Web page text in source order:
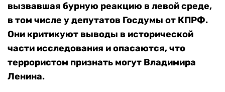
вызвавшая бурную реакцию в левой среде,
в том числе у депутатов Госдумы от КПРФ.
Они критикуют выводы в исторической
части исследования и опасаются, что
террористом признать могут Владимира
Ленина.